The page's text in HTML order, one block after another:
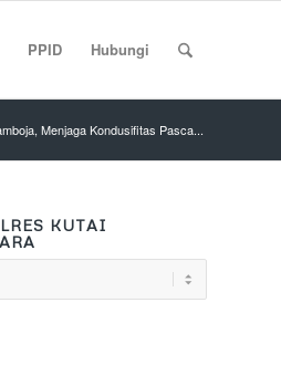
PPID Hubungi
Menjaga Kondusifitas Pasca...
KUTAI